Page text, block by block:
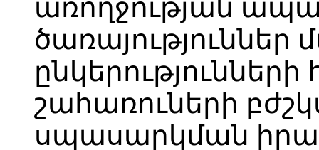
առողջության
ծառայություններ
շահառուների
սպասարկման